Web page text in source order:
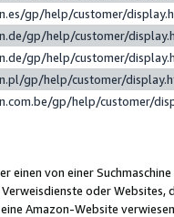
gp/help/customer/
gp/help/customer/
gp/help/customer/
gp/help/customer/
gp/help/customer/
einen von einer
oder Websites,
Amazon-Website